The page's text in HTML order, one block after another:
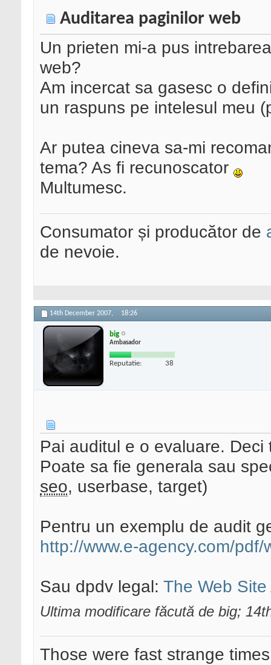
Auditarea paginilor web
Un prieten mi-a pus
web?
Am incercat sa gasesc o
un raspuns pe intelesul meu
Ar putea cineva sa-mi
tema? As fi recunoscator
Multumesc.
Consumator și producător de
de nevoie.
14th December 2007, 18:26
big
Ambasador
Reputatie: 38
Pai auditul e o evaluare.
Poate sa fie generala sau
seo, userbase, target)
Pentru un exemplu de audit
http://www.e-agency.com/
Sau dpdv legal: The Web
Ultima modificare făcută de big;
Those were fast strange